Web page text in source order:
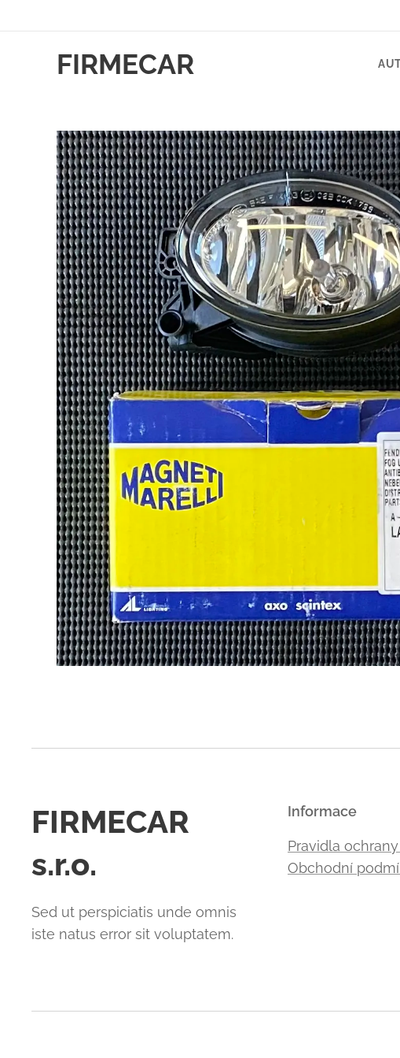
FIRMECAR
FIRMECAR
s.r.o.
Sed ut perspiciatis unde omnis
iste natus error sit voluptatem.
Informace
Pravidla
Obchodní